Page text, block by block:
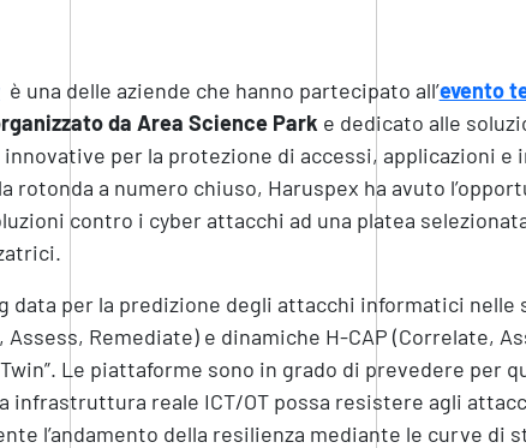
è una delle aziende che hanno partecipato all’evento
da Area Science Park e dedicato alle
innovative per la protezione di accessi, applicazioni
rotonda a numero chiuso, Haruspex ha avuto
contro i cyber attacchi ad una platea
data per la predizione degli attacchi informatici nelle
Remediate) e dinamiche H-CAP (Correlate,
Le piattaforme sono in grado di prevedere per
infrastruttura reale ICT/OT possa resistere agli
l’andamento della resilienza mediante le curve di